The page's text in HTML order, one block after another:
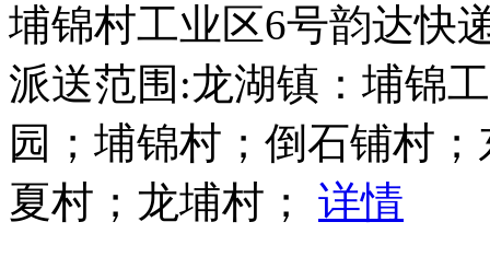
埔锦村工业区6号韵达快
派送范围:龙湖镇：埔锦
园；埔锦村；倒石铺村
夏村；龙埔村； 详情